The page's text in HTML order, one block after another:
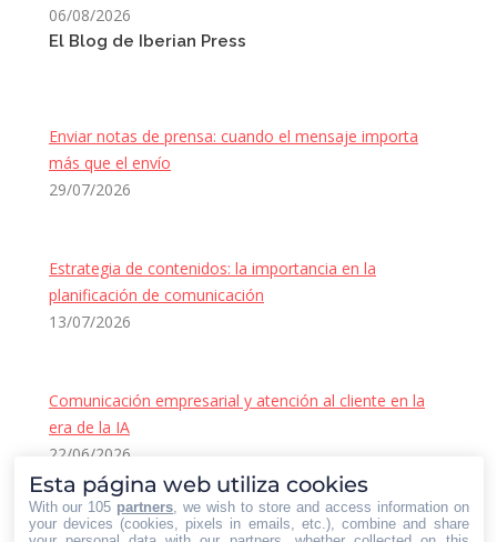
06/08/2026
El Blog de Iberian Press
Enviar notas de prensa: cuando el mensaje importa
más que el envío
29/07/2026
Estrategia de contenidos: la importancia en la
planificación de comunicación
13/07/2026
Comunicación empresarial y atención al cliente en la
era de la IA
22/06/2026
Contacto Iberian Press
Principales vías de contacto:
Esta página web utiliza cookies
With our 105 partners , we wish to store and access information on
your devices (cookies, pixels in emails, etc.), combine and share